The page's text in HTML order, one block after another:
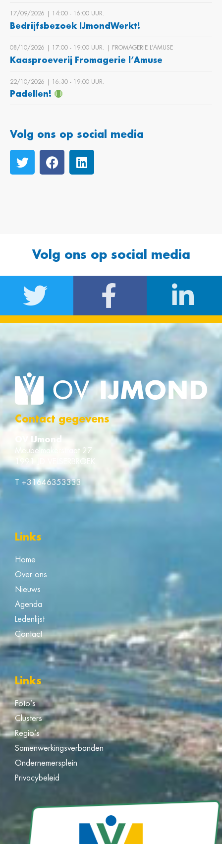
17/09/2026 | 14:00 ‐ 16:00 UUR.
Bedrijfsbezoek IJmondWerkt!
08/10/2026 | 17:00 ‐ 19:00 UUR. | FROMAGERIE L’AMUSE
Kaasproeverij Fromagerie l’Amuse
22/10/2026 | 16:30 ‐ 19:00 UUR.
Padellen!
Volg ons op social media
Volg ons op social media
Contact gegevens
OV IJmond
Meubelmakerstraat 27
1991 JD VELSERBROEK
T +31646353333
Links
Home
Over ons
Nieuws
Agenda
Ledenlijst
Contact
Links
Foto’s
Clusters
Regio’s
Samenwerkingsverbanden
Ondernemersplein
Privacybeleid